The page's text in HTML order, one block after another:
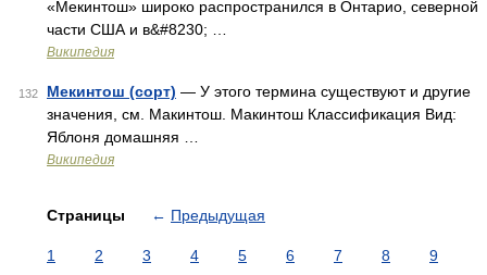
«Мекинтош» широко распространился в Онтарио, северной
части США и в&#8230; …
Википедия
132 Мекинтош (сорт) — У этого термина существуют и другие
значения, см. Макинтош. Макинтош Классификация Вид:
Яблоня домашняя …
Википедия
Страницы ← Предыдущая
1 2 3 4 5 6 7 8
9